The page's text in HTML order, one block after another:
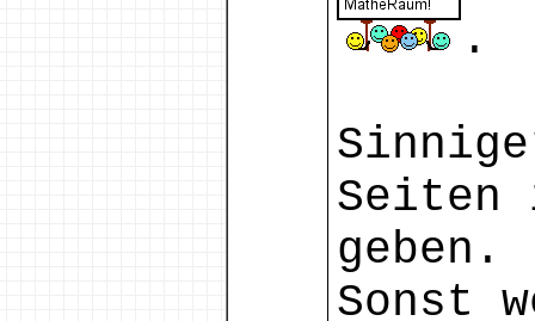
.
Seiten
geben.
Sonst